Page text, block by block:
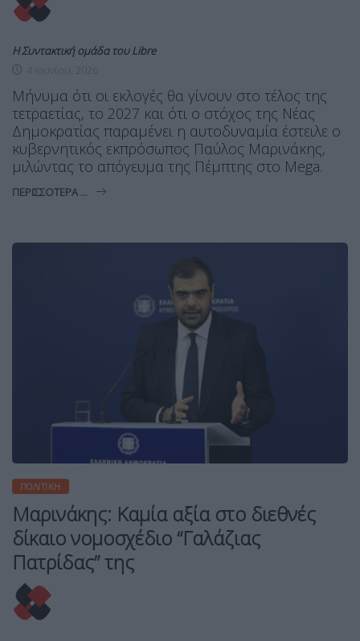
Η Συντακτική ομάδα του Libre
Μήνυμα ότι οι εκλογές θα γίνουν στο τέλος της
τετραετίας, το 2027 και ότι ο στόχος της Νέας
Δημοκρατίας παραμένει η αυτοδυναμία έστειλε ο
κυβερνητικός εκπρόσωπος Παύλος Μαρινάκης,
μιλώντας το απόγευμα της Πέμπτης στο Mega.
ΠΕΡΙΣΣΌΤΕΡΑ ...
ΠΟΛΙΤΙΚΉ
Μαρινάκης: Καμία αξία στο διεθνές
δίκαιο νομοσχέδιο “Γαλάζιας
Πατρίδας” της